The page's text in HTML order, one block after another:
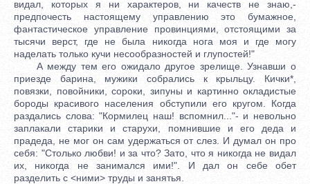
видал, которых я ни характеров, ни качеств не знаю,-
предпочесть настоящему управлению это бумажное,
фантастическое управление провинциями, отстоящими за
тысячи верст, где не была никогда нога моя и где могу
наделать только кучи несообразностей и глупостей!"
А между тем его ожидало другое зрелище. Узнавши о
приезде барина, мужики собрались к крыльцу. Кички*,
повязки, повойники, сороки, зипуны и картинно окладистые
бороды красивого населения обступили его кругом. Когда
раздались слова: "Кормилец наш! вспомнил..."- и невольно
заплакали старики и старухи, помнившие и его деда и
прадеда, не мог он сам удержаться от слез. И думал он про
себя: "Столько любви! и за что? Зато, что я никогда не видал
их, никогда не занимался ими!". И дал он себе обет
разделить с <ними> труды и занятья.